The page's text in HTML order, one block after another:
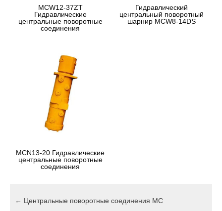
MCW12-37ZT
Гидравлические
центральные поворотные
соединения
Гидравлический
центральный поворотный
шарнир MCW8-14DS
MCN13-20 Гидравлические
центральные поворотные
соединения
← Центральные поворотные соединения MC